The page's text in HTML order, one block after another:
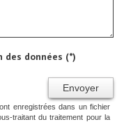
données (*)
Envoyer
enregistrées dans un fichier
traitant du traitement pour la